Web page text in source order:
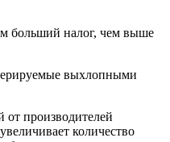
больший налог, чем выше
выхлопными
от производителей
количество